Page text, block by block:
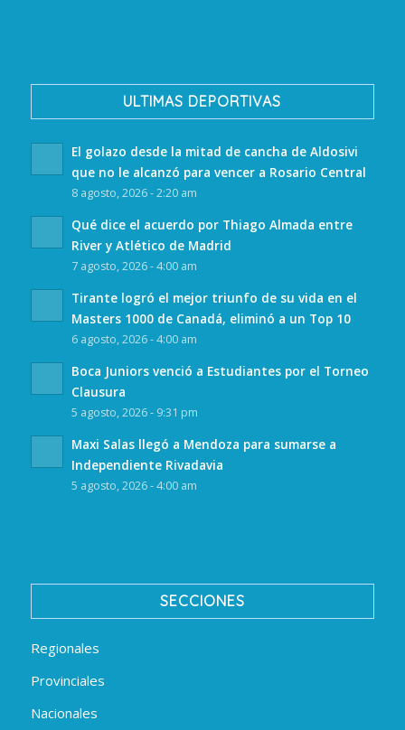
ULTIMAS DEPORTIVAS
El golazo desde la mitad de cancha de Aldosivi
que no le alcanzó para vencer a Rosario Central
8 agosto, 2026 - 2:20 am
Qué dice el acuerdo por Thiago Almada entre
River y Atlético de Madrid
7 agosto, 2026 - 4:00 am
Tirante logró el mejor triunfo de su vida en el
Masters 1000 de Canadá, eliminó a un Top 10
6 agosto, 2026 - 4:00 am
Boca Juniors venció a Estudiantes por el Torneo
Clausura
5 agosto, 2026 - 9:31 pm
Maxi Salas llegó a Mendoza para sumarse a
Independiente Rivadavia
5 agosto, 2026 - 4:00 am
SECCIONES
Regionales
Provinciales
Nacionales